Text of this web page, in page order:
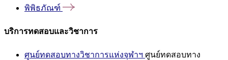
พิพิธภัณฑ์
บริการทดสอบและวิชาการ
ศูนย์ทดสอบทางวิชาการแห่งจุฬาฯ ศูนย์ทดสอบทาง